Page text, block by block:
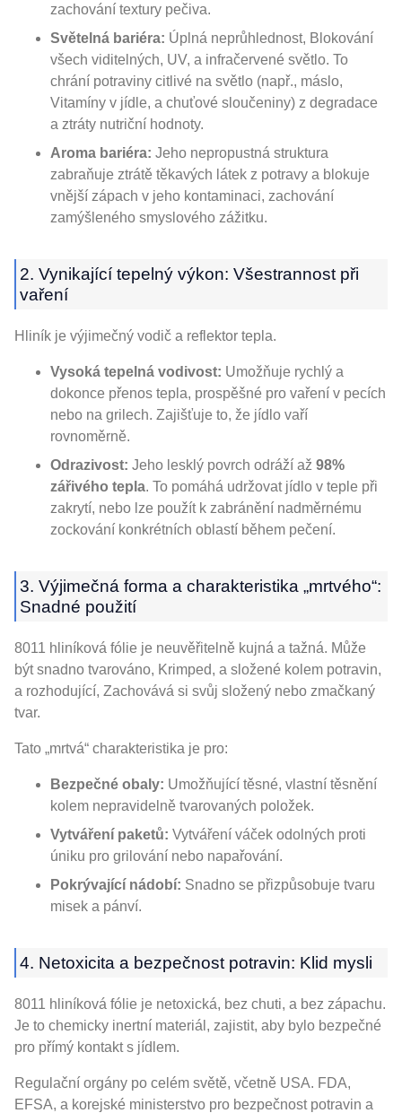
zachování textury pečiva.
Světelná bariéra: Úplná neprůhlednost, Blokování
všech viditelných, UV, a infračervené světlo. To
chrání potraviny citlivé na světlo (např., máslo,
Vitamíny v jídle, a chuťové sloučeniny) z degradace
a ztráty nutriční hodnoty.
Aroma bariéra: Jeho nepropustná struktura
zabraňuje ztrátě těkavých látek z potravy a blokuje
vnější zápach v jeho kontaminaci, zachování
zamýšleného smyslového zážitku.
2. Vynikající tepelný výkon: Všestrannost při
vaření
Hliník je výjimečný vodič a reflektor tepla.
Vysoká tepelná vodivost: Umožňuje rychlý a
dokonce přenos tepla, prospěšné pro vaření v pecích
nebo na grilech. Zajišťuje to, že jídlo vaří
rovnoměrně.
Odrazivost: Jeho lesklý povrch odráží až 98%
zářivého tepla. To pomáhá udržovat jídlo v teple při
zakrytí, nebo lze použít k zabránění nadměrnému
zockování konkrétních oblastí během pečení.
3. Výjimečná forma a charakteristika „mrtvého“:
Snadné použití
8011 hliníková fólie je neuvěřitelně kujná a tažná. Může
být snadno tvarováno, Krimped, a složené kolem potravin,
a rozhodující, Zachovává si svůj složený nebo zmačkaný
tvar.
Tato „mrtvá“ charakteristika je pro:
Bezpečné obaly: Umožňující těsné, vlastní těsnění
kolem nepravidelně tvarovaných položek.
Vytváření paketů: Vytváření váček odolných proti
úniku pro grilování nebo napařování.
Pokrývající nádobí: Snadno se přizpůsobuje tvaru
misek a pánví.
4. Netoxicita a bezpečnost potravin: Klid mysli
8011 hliníková fólie je netoxická, bez chuti, a bez zápachu.
Je to chemicky inertní materiál, zajistit, aby bylo bezpečné
pro přímý kontakt s jídlem.
Regulační orgány po celém světě, včetně USA. FDA,
EFSA, a korejské ministerstvo pro bezpečnost potravin a